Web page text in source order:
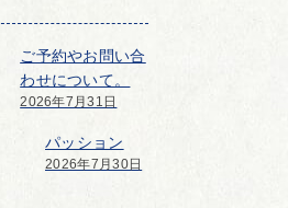
ご予約やお問い合
わせについて。
2026年7月31日
パッション
2026年7月30日